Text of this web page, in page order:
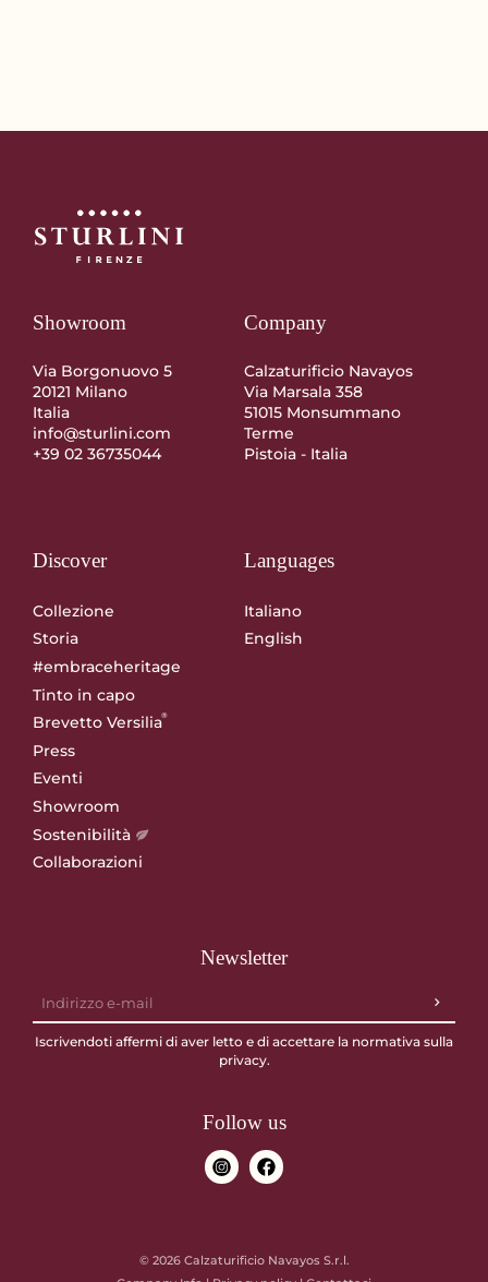
Showroom
Via Borgonuovo 5
20121 Milano
Italia
info@sturlini.com
+39 02 36735044
Company
Calzaturificio Navayos
Via Marsala 358
51015 Monsummano
Terme
Pistoia - Italia
Discover
Collezione
Storia
#embraceheritage
Tinto in capo
Brevetto Versilia®
Press
Eventi
Showroom
Sostenibilità
Collaborazioni
Languages
Italiano
English
Newsletter
Iscrivendoti affermi di aver letto e di accettare la normativa sulla
privacy.
Follow us
© 2026 Calzaturificio Navayos S.r.l.